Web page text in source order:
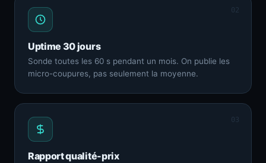
02
Uptime 30 jours
Sonde toutes les 60 s pendant un mois. On publie les
micro-coupures, pas seulement la moyenne.
03
Rapport qualité-prix